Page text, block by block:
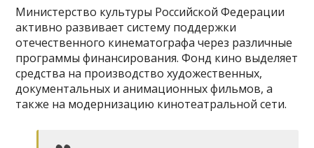
Министерство культуры Российской Федерации
активно развивает систему поддержки
отечественного кинематографа через различные
программы финансирования. Фонд кино выделяет
средства на производство художественных,
документальных и анимационных фильмов, а
также на модернизацию кинотеатральной сети.